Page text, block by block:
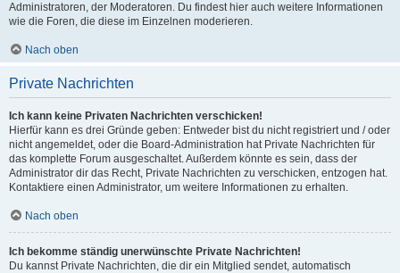
Administratoren, der Moderatoren. Du findest hier auch weitere Informationen
wie die Foren, die diese im Einzelnen moderieren.
Nach oben
Private Nachrichten
Ich kann keine Privaten Nachrichten verschicken!
Hierfür kann es drei Gründe geben: Entweder bist du nicht registriert und / oder
nicht angemeldet, oder die Board-Administration hat Private Nachrichten für
das komplette Forum ausgeschaltet. Außerdem könnte es sein, dass der
Administrator dir das Recht, Private Nachrichten zu verschicken, entzogen hat.
Kontaktiere einen Administrator, um weitere Informationen zu erhalten.
Nach oben
Ich bekomme ständig unerwünschte Private Nachrichten!
Du kannst Private Nachrichten, die dir ein Mitglied sendet, automatisch